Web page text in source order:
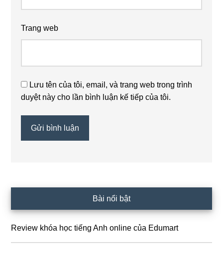
Trang web
Lưu tên của tôi, email, và trang web trong trình
duyệt này cho lần bình luận kế tiếp của tôi.
chính
Bài nổi bật
Review khóa học tiếng Anh online của Edumart